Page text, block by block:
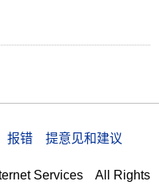
报错 提意见和建议
Services All Rights